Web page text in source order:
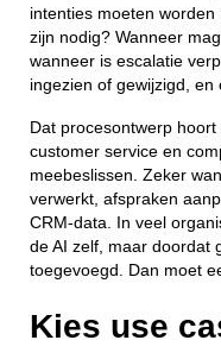
intenties moeten
zijn nodig? Wanneer
wanneer is escalatie
ingezien of gewijzigd,
Dat procesontwerp
customer service en
meebeslissen. Zeker
verwerkt, afspraken
CRM-data. In veel
de AI zelf, maar doordat
toegevoegd. Dan moet
Kies use